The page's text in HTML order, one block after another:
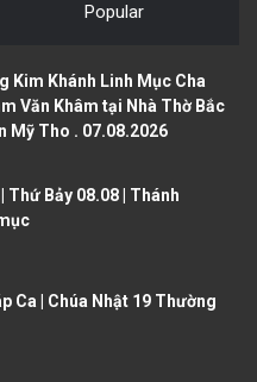
Popular
Kim Khánh Linh Mục Cha
Văn Khâm tại Nhà Thờ Bắc
Mỹ Tho . 07.08.2026
Thứ Bảy 08.08 | Thánh
Ca | Chúa Nhật 19 Thường